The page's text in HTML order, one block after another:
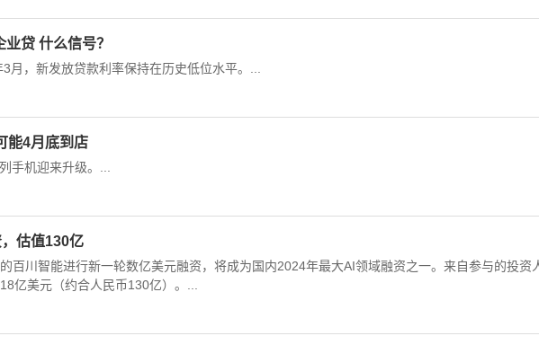
贷 什么信号？
，新发放贷款利率保持在历史低位水平。...
能4月底到店
手机迎来升级。...
估值130亿
百川智能进行新一轮数亿美元融资，将成为国内2024年最大AI领域融资之一。来自参与的投资
亿美元（约合人民币130亿）。...